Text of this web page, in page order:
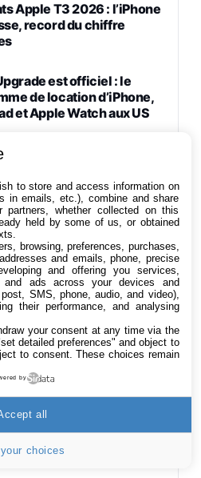
Apple T3 2026 : l’iPhone
record du chiffre
est officiel : le
de location d’iPhone,
et Apple Watch aux US
est disponible, voici les
24
High-Tech
iTunes
2 sur Xbox One
(Vendeur Tiers)
to store and access information on
in emails, etc.), combine and share
partners, whether collected on this
held by some of us, or obtained
browsing, preferences, purchases,
and emails, phone, precise
and offering you services,
and ads across your devices and
SMS, phone, audio, and video),
their performance, and analysing
your consent at any time via the
detailed preferences" and object to
to consent. These choices remain
by
choices
all